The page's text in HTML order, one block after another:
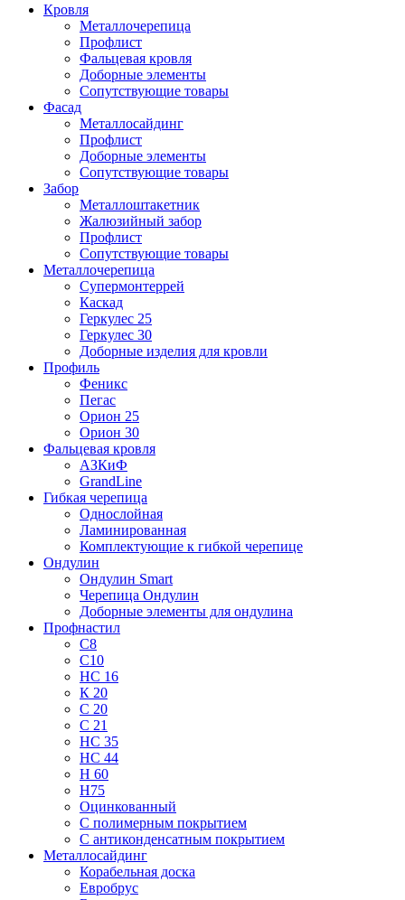
Кровля
Металлочерепица
Профлист
Фальцевая кровля
Доборные элементы
Сопутствующие товары
Фасад
Металлосайдинг
Профлист
Доборные элементы
Сопутствующие товары
Забор
Металлоштакетник
Жалюзийный забор
Профлист
Сопутствующие товары
Металлочерепица
Супермонтеррей
Каскад
Геркулес 25
Геркулес 30
Доборные изделия для кровли
Профиль
Феникс
Пегас
Орион 25
Орион 30
Фальцевая кровля
АЗКиФ
GrandLine
Гибкая черепица
Однослойная
Ламинированная
Комплектующие к гибкой черепице
Ондулин
Ондулин Smart
Черепица Ондулин
Доборные элементы для ондулина
Профнастил
С8
С10
НС 16
К 20
С 20
С 21
НС 35
НС 44
Н 60
Н75
Оцинкованный
С полимерным покрытием
С антиконденсатным покрытием
Металлосайдинг
Корабельная доска
Евробрус